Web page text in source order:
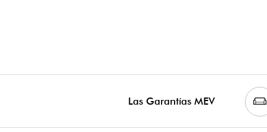
Las Garantías MEV